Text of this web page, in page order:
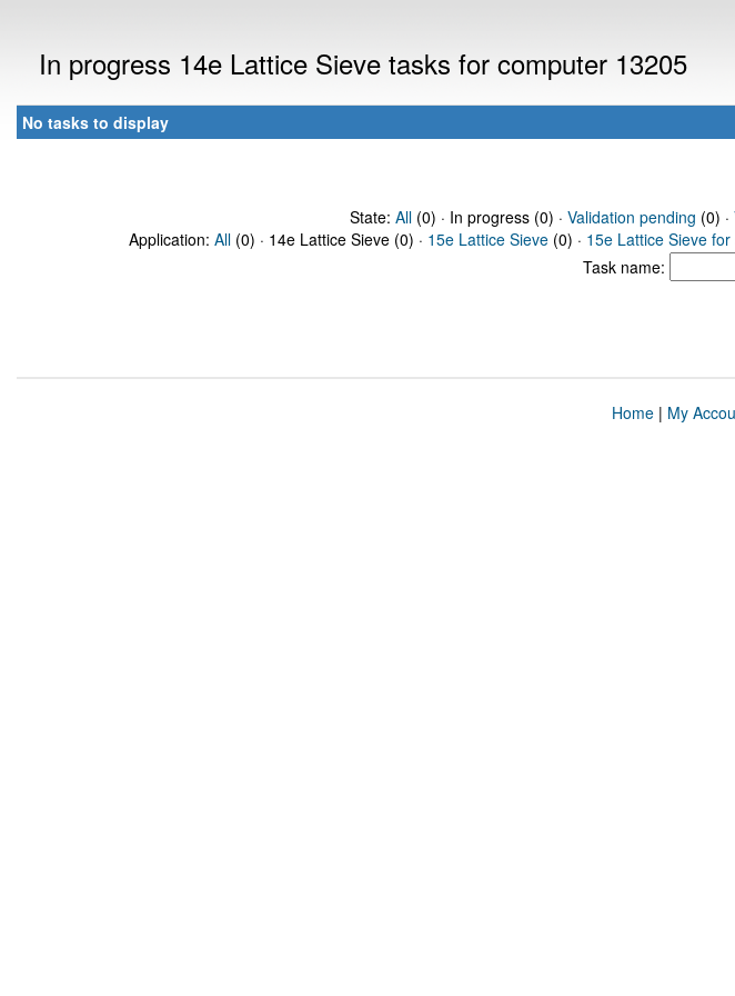
In progress 14e Lattice Sieve tasks for computer 13205
No tasks to display
State: All(0) · In progress (0) · Validation pending (0) ·
Application: All (0) · 14e Lattice Sieve (0) · 15e Lattice Sieve (0) · 15e Lattice Sieve
Task name:
Home| My